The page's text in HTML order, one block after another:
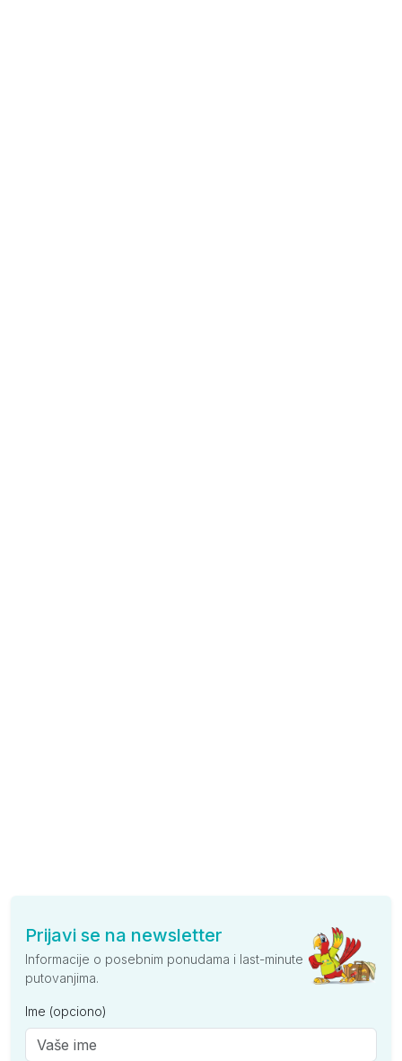
Prijavi se na newsletter
Informacije o posebnim ponudama i last-minute
putovanjima.
Ime (opciono)